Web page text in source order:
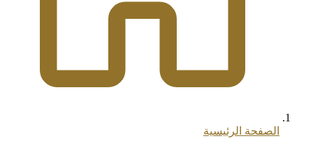
الصفحة الرئيسية